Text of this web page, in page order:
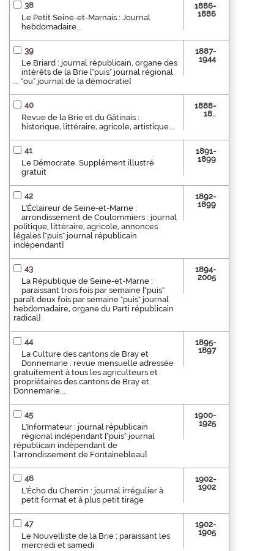
38
Le Petit Seine-et-Marnais : Journal
hebdomadaire...
1886-
1886
39
Le Briard : journal républicain, organe des
intérêts de la Brie ["puis" journal régional
... "ou" journal de la démocratie]
1887-
1944
40
Revue de la Brie et du Gâtinais :
historique, littéraire, agricole, artistique...
1888-
18..
41
Le Démocrate. Supplément illustré
gratuit
1891-
1899
42
L'Éclaireur de Seine-et-Marne :
arrondissement de Coulommiers : journal
politique, littéraire, agricole, annonces
légales ["puis" journal républicain
indépendant]
1892-
1899
43
La République de Seine-et-Marne :
paraissant trois fois par semaine ["puis"
paraît deux fois par semaine "puis" journal
hebdomadaire, organe du Parti républicain
radical]
1894-
2005
44
La Culture des cantons de Bray et
Donnemarie : revue mensuelle adressée
gratuitement à tous les agriculteurs et
propriétaires des cantons de Bray et
Donnemarie...
1895-
1897
45
L'Informateur : journal républicain
régional indépendant ["puis" journal
républicain indépendant de
l'arrondissement de Fontainebleau]
1900-
1925
46
L'Écho du Chemin : journal irrégulier à
petit format et à plus petit tirage
1902-
1902
47
Le Nouvelliste de la Brie : paraissant les
mercredi et samedi
1902-
1905